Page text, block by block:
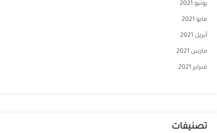
يونيو 2021
مايو 2021
أبريل 2021
مارس 2021
فبراير 2021
تصنيفات